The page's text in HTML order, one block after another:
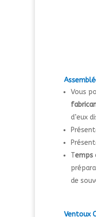
Vous
d’eux
Temps
de
Ventoux